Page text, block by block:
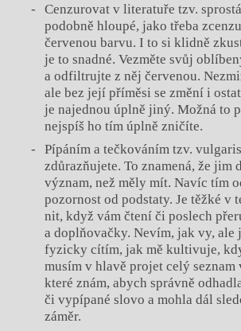
Cenzurovat v literatuře tzv.
podobně hloupé, jako třeba
červenou barvu. I to si klidně
je to snadné. Vezměte svůj
a odfiltrujte z něj červenou.
ale bez její příměsi se změní i
je najednou úplně jiný. Možná to
nejspíš ho tím úplně zničíte.
Pípáním a tečkováním tzv.
zdůrazňujete. To znamená, že jim
význam, než měly mít. Navíc tím
pozornost od podstaty. Je těžké v
nit, když vám čtení či poslech
a doplňovačky. Nevím, jak vy, ale
fyzicky cítím, jak mě kultivuje,
musím v hlavě projet celý seznam
které znám, abych správně
či vypípané slovo a mohla dál
záměr.